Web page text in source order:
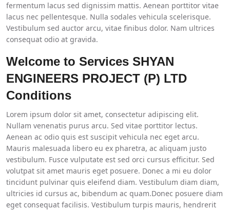
fermentum lacus sed dignissim mattis. Aenean porttitor vitae
lacus nec pellentesque. Nulla sodales vehicula scelerisque.
Vestibulum sed auctor arcu, vitae finibus dolor. Nam ultrices
consequat odio at gravida.
Welcome to Services SHYAN
ENGINEERS PROJECT (P) LTD
Conditions
Lorem ipsum dolor sit amet, consectetur adipiscing elit.
Nullam venenatis purus arcu. Sed vitae porttitor lectus.
Aenean ac odio quis est suscipit vehicula nec eget arcu.
Mauris malesuada libero eu ex pharetra, ac aliquam justo
vestibulum. Fusce vulputate est sed orci cursus efficitur. Sed
volutpat sit amet mauris eget posuere. Donec a mi eu dolor
tincidunt pulvinar quis eleifend diam. Vestibulum diam diam,
ultricies id cursus ac, bibendum ac quam.Donec posuere diam
eget consequat facilisis. Vestibulum turpis mauris, hendrerit